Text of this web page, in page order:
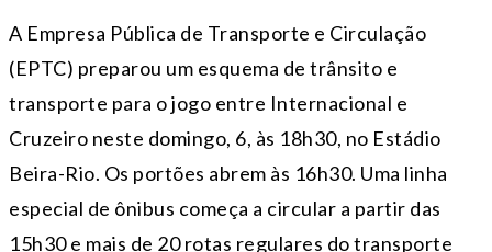
A Empresa Pública de Transporte e Circulação
(EPTC) preparou um esquema de trânsito e
transporte para o jogo entre Internacional e
Cruzeiro neste domingo, 6, às 18h30, no Estádio
Beira-Rio. Os portões abrem às 16h30. Uma linha
especial de ônibus começa a circular a partir das
15h30 e mais de 20 rotas regulares do transporte